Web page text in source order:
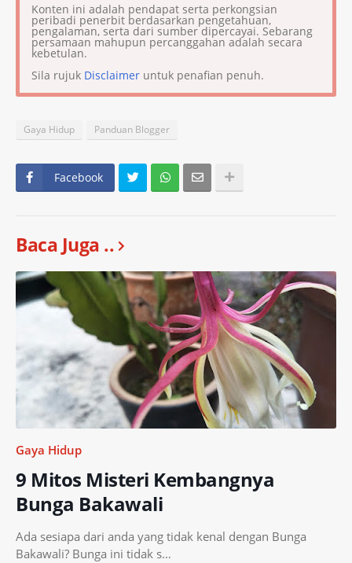
Konten ini adalah pendapat serta perkongsian
peribadi penerbit berdasarkan pengetahuan,
pengalaman, serta dari sumber dipercayai. Sebarang
persamaan mahupun percanggahan adalah secara
kebetulan.
Sila rujuk Disclaimer untuk penafian penuh.
Gaya Hidup Panduan Blogger
Facebook
Baca Juga ..
Gaya Hidup
9 Mitos Misteri Kembangnya
Bunga Bakawali
Ada sesiapa dari anda yang tidak kenal dengan Bunga
Bakawali? Bunga ini tidak s…